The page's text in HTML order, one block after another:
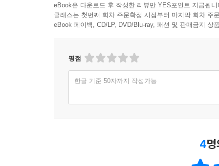
eBook은 다운로드 후 작성한 리뷰만 YES포인트 지급됩니
클래스는 첫번째 회차 주문확정 시점부터 마지막 회차 주
eBook 페이백, CD/LP, DVD/Blu-ray, 패션 및 판매금지 상
평점
한글 기준 50자까지 작성가능
4